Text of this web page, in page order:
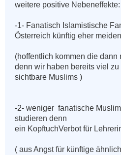
weitere positive Nebeneffekte:
-1- Fanatisch Islamistische
Österreich künftig eher
(hoffentlich kommen die dann
denn wir haben bereits viel
sichtbare Muslims )
-2- weniger  fanatische
studieren denn
ein KopftuchVerbot für
( aus Angst für künftige